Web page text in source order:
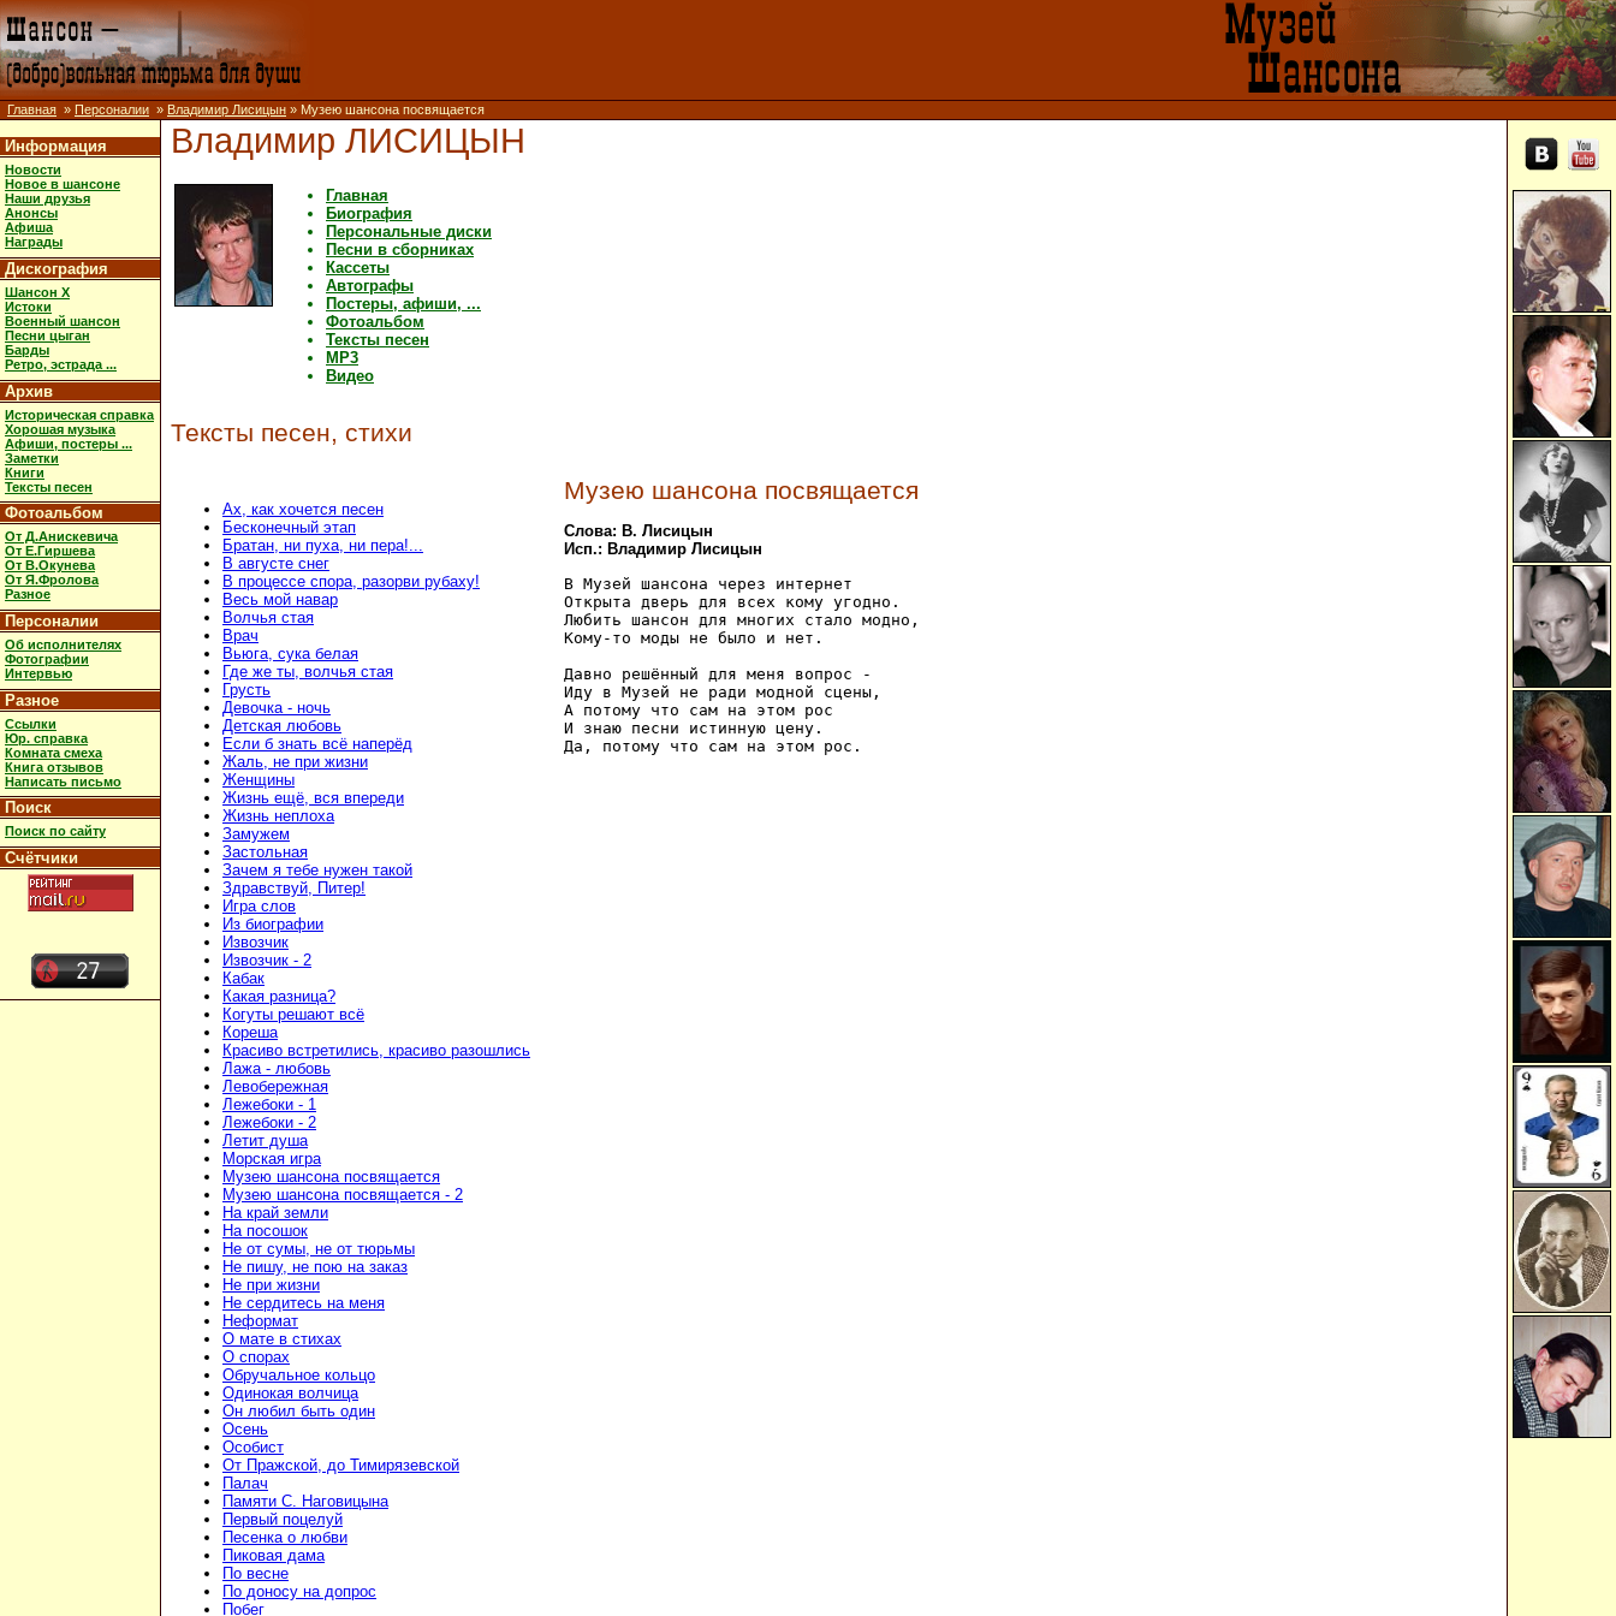
Главная » Персоналии » Владимир Лисицын » Музею шансона посвящается
Информация
Новости
Новое в шансоне
Наши друзья
Анонсы
Афиша
Награды
Дискография
Шансон X
Истоки
Военный шансон
Песни цыган
Барды
Ретро, эстрада ...
Архив
Историческая справка
Хорошая музыка
Афиши, постеры ...
Заметки
Книги
Тексты песен
Фотоальбом
От Д.Анискевича
От Е.Гиршева
От В.Окунева
От Я.Фролова
Разное
Персоналии
Об исполнителях
Фотографии
Интервью
Разное
Ссылки
Юр. справка
Комната смеха
Книга отзывов
Написать письмо
Поиск
Поиск по сайту
Счётчики
Владимир ЛИСИЦЫН
Главная
Биография
Персональные диски
Песни в сборниках
Кассеты
Автографы
Постеры, афиши, ...
Фотоальбом
Тексты песен
MP3
Видео
Тексты песен, стихи
Ах, как хочется песен
Бесконечный этап
Братан, ни пуха, ни пера!...
В августе снег
В процессе спора, разорви рубаху!
Весь мой навар
Волчья стая
Врач
Вьюга, сука белая
Где же ты, волчья стая
Грусть
Девочка - ночь
Детская любовь
Если б знать всё наперёд
Жаль, не при жизни
Женщины
Жизнь ещё, вся впереди
Жизнь неплоха
Замужем
Застольная
Зачем я тебе нужен такой
Здравствуй, Питер!
Игра слов
Из биографии
Извозчик
Извозчик - 2
Кабак
Какая разница?
Когуты решают всё
Кореша
Красиво встретились, красиво разошлись
Лажа - любовь
Левобережная
Лежебоки - 1
Лежебоки - 2
Летит душа
Морская игра
Музею шансона посвящается
Музею шансона посвящается - 2
На край земли
На посошок
Не от сумы, не от тюрьмы
Не пишу, не пою на заказ
Не при жизни
Не сердитесь на меня
Неформат
О мате в стихах
О спорах
Обручальное кольцо
Одинокая волчица
Он любил быть один
Осень
Особист
От Пражской, до Тимирязевской
Палач
Памяти С. Наговицына
Первый поцелуй
Песенка о любви
Пиковая дама
По весне
По доносу на допрос
Побег
Музею шансона посвящается
Слова: В. Лисицын
Исп.: Владимир Лисицын
В Музей шансона через интернет
Открыта дверь для всех кому угодно.
Любить шансон для многих стало модно,
Кому-то моды не было и нет.
Давно решённый для меня вопрос -
Иду в Музей не ради модной сцены,
А потому что сам на этом рос
И знаю песни истинную цену.